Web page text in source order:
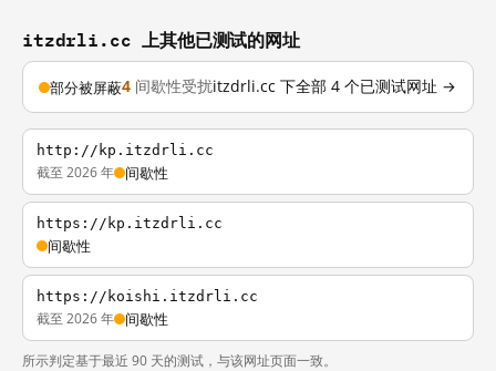
itzdrli.cc 上其他已测试的网址
部分被屏蔽4 间歇性受扰itzdrli.cc 下全部 4 个已测试网址 →
http://kp.itzdrli.cc
截至 2026 年 间歇性
https://kp.itzdrli.cc
间歇性
https://koishi.itzdrli.cc
截至 2026 年 间歇性
所示判定基于最近 90 天的测试，与该网址页面一致。